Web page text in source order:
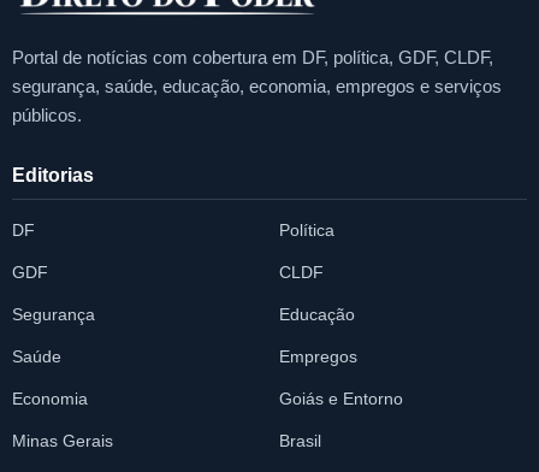
Portal de notícias com cobertura em DF, política, GDF, CLDF,
segurança, saúde, educação, economia, empregos e serviços
públicos.
Editorias
DF Política
GDF CLDF
Segurança Educação
Saúde Empregos
Economia Goiás e Entorno
Minas Gerais Brasil